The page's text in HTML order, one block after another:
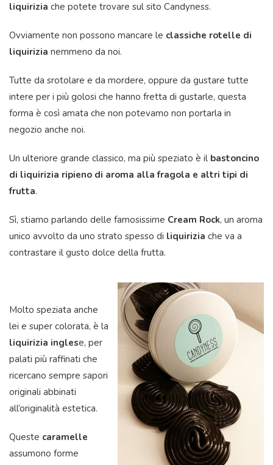
liquirizia che potete trovare sul sito Candyness.
Ovviamente non possono mancare le classiche rotelle di
liquirizia nemmeno da noi.
Tutte da srotolare e da mordere, oppure da gustare tutte
intere per i più golosi che hanno fretta di gustarle, questa
forma è così amata che non potevamo non portarla in
negozio anche noi.
Un ulteriore grande classico, ma più speziato è il bastoncino
di liquirizia ripieno di aroma alla fragola e altri tipi di
frutta.
Sì, stiamo parlando delle famosissime Cream Rock, un aroma
unico avvolto da uno strato spesso di liquirizia che va a
contrastare il gusto dolce della frutta.
Molto speziata anche
lei e super colorata, è la
liquirizia inglese, per
palati più raffinati che
ricercano sempre sapori
originali abbinati
all’originalità estetica.
Queste caramelle
assumono forme